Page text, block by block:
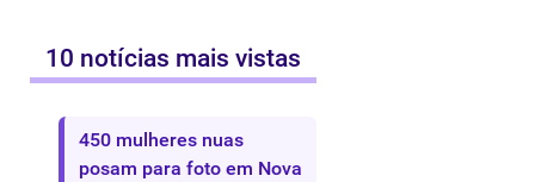
10 notícias mais vistas
450 mulheres nuas
posam para foto em Nova